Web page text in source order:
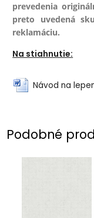
prevedenia
preto uvedená
reklamáciu.
Na stiahnutie:
Návod na
Podobné